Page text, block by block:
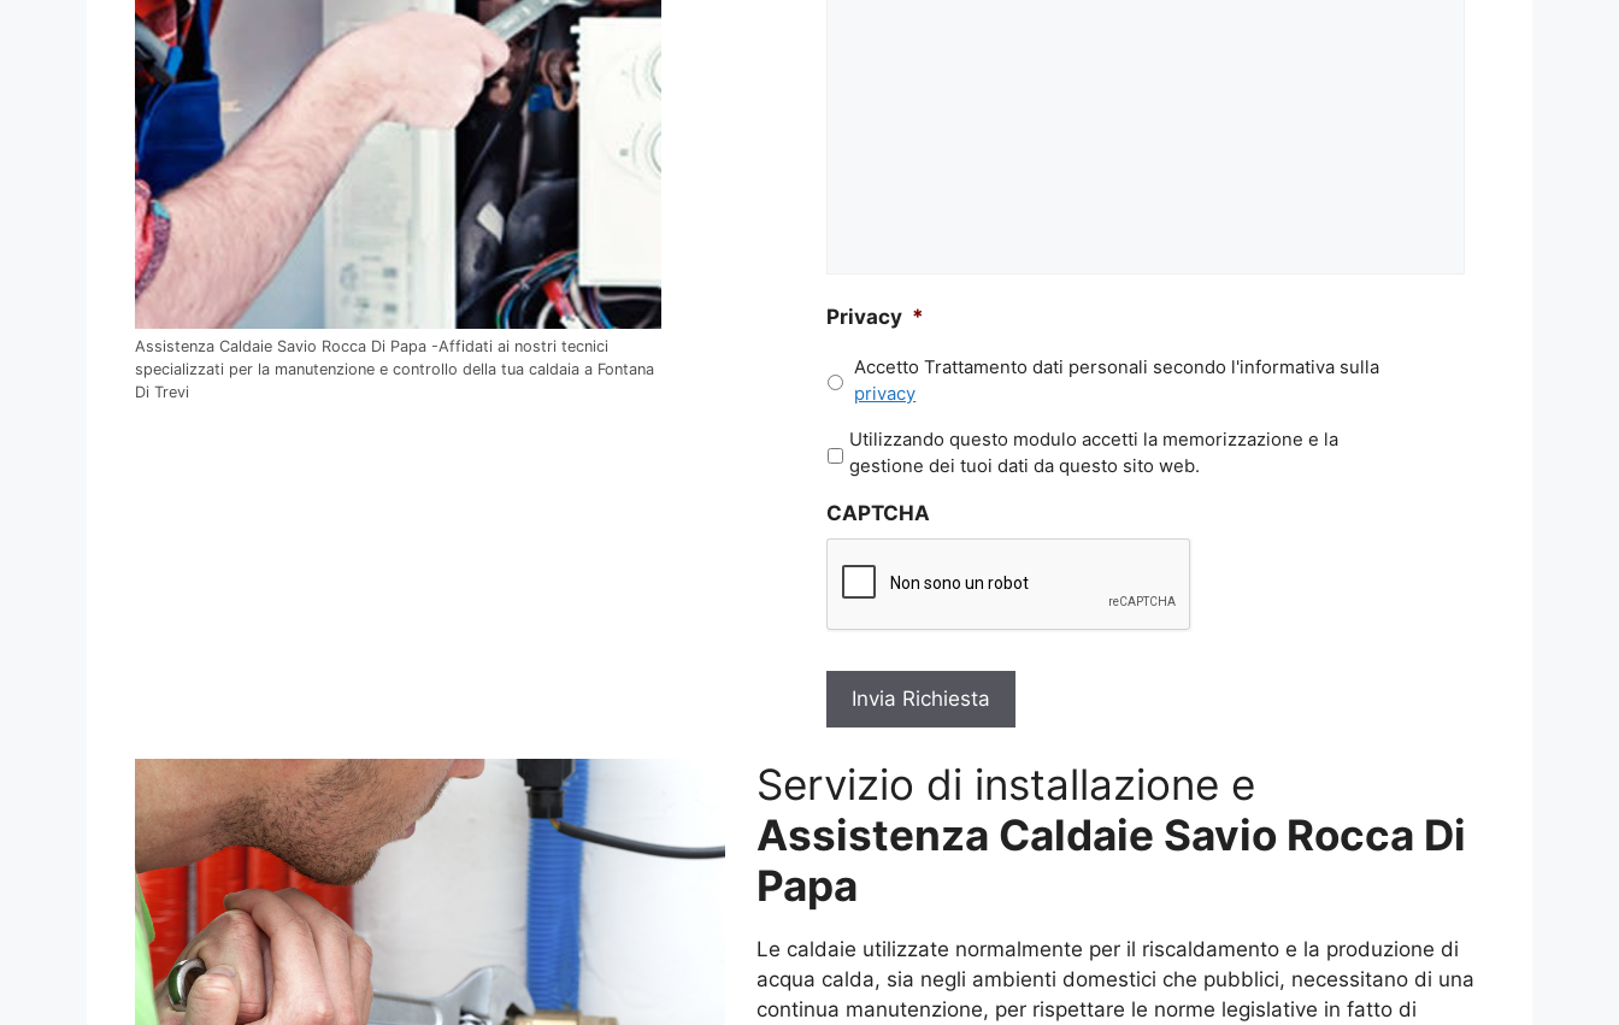
Assistenza Caldaie Savio Rocca Di Papa -Affidati ai nostri tecnici
specializzati per la manutenzione e controllo della tua caldaia a Fontana
Di Trevi
Privacy *
Accetto Trattamento dati personali secondo l'informativa sulla
privacy
r
v
a
*
Utilizzando questo modulo accetti la memorizzazione e la
gestione dei tuoi dati da questo sito web.
CAPTCHA
Servizio di installazione e
Assistenza Caldaie Savio Rocca Di
Papa
Le caldaie utilizzate normalmente per il riscaldamento e la produzione di
acqua calda, sia negli ambienti domestici che pubblici, necessitano di una
continua manutenzione, per rispettare le norme legislative in fatto di